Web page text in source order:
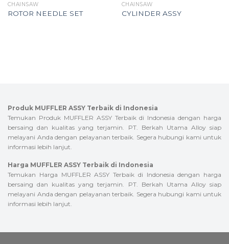
CHAINSAW
ROTOR NEEDLE SET
CHAINSAW
CYLINDER ASSY
Produk MUFFLER ASSY Terbaik di Indonesia
Temukan Produk MUFFLER ASSY Terbaik di Indonesia dengan harga
bersaing dan kualitas yang terjamin. PT. Berkah Utama Alloy siap
melayani Anda dengan pelayanan terbaik. Segera hubungi kami untuk
informasi lebih lanjut.
Harga MUFFLER ASSY Terbaik di Indonesia
Temukan Harga MUFFLER ASSY Terbaik di Indonesia dengan harga
bersaing dan kualitas yang terjamin. PT. Berkah Utama Alloy siap
melayani Anda dengan pelayanan terbaik. Segera hubungi kami untuk
informasi lebih lanjut.